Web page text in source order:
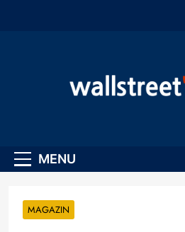
MENU
MAGAZIN